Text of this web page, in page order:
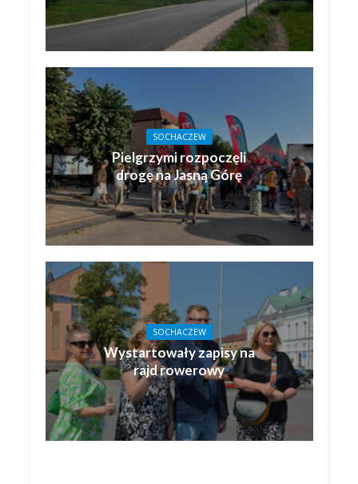
SOCHACZEW
Pielgrzymi rozpoczęli
drogę na Jasną Górę
SOCHACZEW
Wystartowały zapisy na
rajd rowerowy